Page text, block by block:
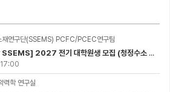
재연구단(SSEMS) PCFC/PCEC연구팀
[KIST 수소에너지소재연구단 SSEMS] 2027 전기 대학원생 모집 (청정수소 생산/활용을 위한 프로톤 세라믹 전지)
력학 연구실